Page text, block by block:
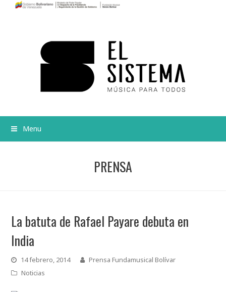
Menu
PRENSA
La batuta de Rafael Payare debuta en
India
14 febrero, 2014
Prensa Fundamusical Bolívar
Noticias